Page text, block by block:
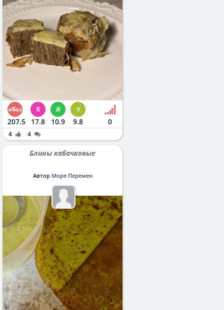
207.5 17.8 10.9 9.8 0
4 4
Блины кабачковые
Автор Море Перемен